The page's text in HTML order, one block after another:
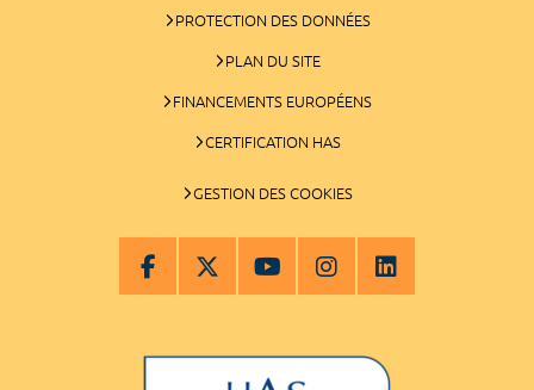
PROTECTION DES DONNÉES
PLAN DU SITE
FINANCEMENTS EUROPÉENS
CERTIFICATION HAS
GESTION DES COOKIES